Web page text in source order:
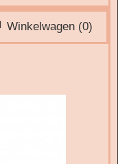
Winkelwagen (0)